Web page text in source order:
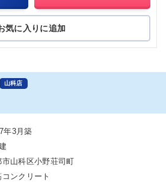
気に入りに追加
山科店
年3月築
市山科区小野荘司町
コンクリート